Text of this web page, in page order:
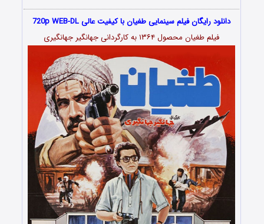
دانلود رایگان فیلم سینمایی طغیان با کیفیت عالی 720p WEB-DL
فیلم طغیان محصول ۱۳۶۴ به کارگردانی جهانگیر جهانگیری